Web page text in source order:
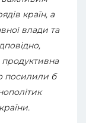
країн, а
влади та
продуктивна
посилили б